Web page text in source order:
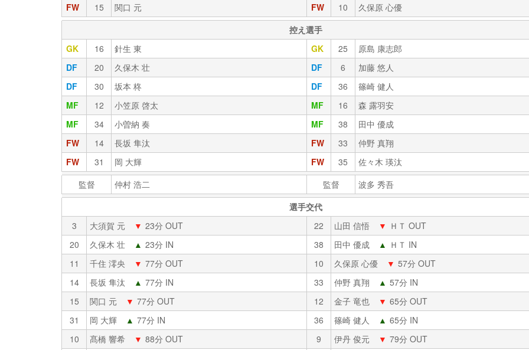
FW
15 関口 元 FW 10
久保原 心優
控え選手
GK
16 針生 東 GK 25
原島 康志郎
DF
20 久保木 壮 DF 6
加藤 悠人
DF
30 坂本 柊 DF 36
篠崎 健人
MF
12 小笠原 啓太 MF 16
森 露羽安
MF
34 小曽納 奏 MF 38
田中 優成
FW
14 長坂 隼汰 FW 33
仲野 真翔
FW
31 岡 大輝 FW 35
佐々木 瑛汰
監督
仲村 浩二 監督
波多 秀吾
選手交代
3
大須賀 元 ▼ 23分 OUT 22 山田 信悟 ▼ ＨＴ OUT
20
久保木 壮 ▲ 23分 IN 38 田中 優成 ▲ ＨＴ IN
11
千住 澪央 ▼ 77分 OUT 10 久保原 心優 ▼ 57分 OUT
14
長坂 隼汰 ▲ 77分 IN 33 仲野 真翔 ▲ 57分 IN
15
関口 元 ▼ 77分 OUT 12 金子 竜也 ▼ 65分 OUT
31
岡 大輝 ▲ 77分 IN 36 篠崎 健人 ▲ 65分 IN
10
髙橋 響希 ▼ 88分 OUT 9 伊丹 俊元 ▼ 79分 OUT